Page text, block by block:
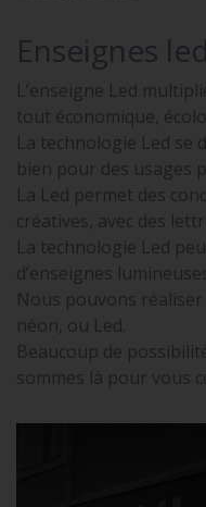
Enseignes led
L’enseigne Led
tout économique,
La technologie Led se
bien pour des usages
La Led permet des
créatives, avec des
La technologie Led
d’enseignes
Nous pouvons
néon, ou Led.
Beaucoup de
sommes là pour vous